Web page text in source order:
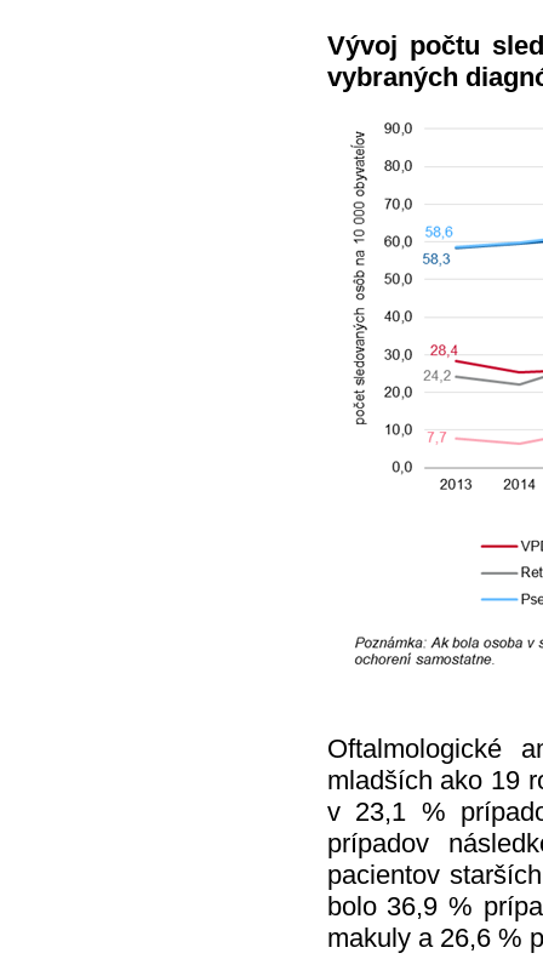
Vývoj počtu
vybraných
Oftalmologické
mladších ako 19
v 23,1 %
prípadov
pacientov
bolo 36,9 %
makuly a 26,6 %